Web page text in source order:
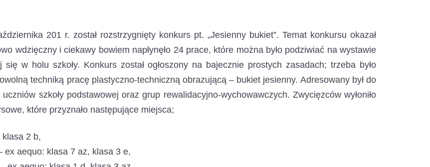
201 r. został rozstrzygnięty konkurs pt. „Jesienny bukiet”. Temat konkursu okazał
wdzięczny i ciekawy bowiem napłynęło 24 prace, które można było podziwiać na wystawie
się w holu szkoły. Konkurs został ogłoszony na bajecznie prostych zasadach; trzeba było
techniką pracę plastyczno-techniczną obrazującą – bukiet jesienny. Adresowany był do
szkoły podstawowej oraz grup rewalidacyjno-wychowawczych. Zwycięzców wyłoniło
które przyznało następujące miejsca;
klasa 2 b,
ex aequo: klasa 7 az, klasa 3 e,